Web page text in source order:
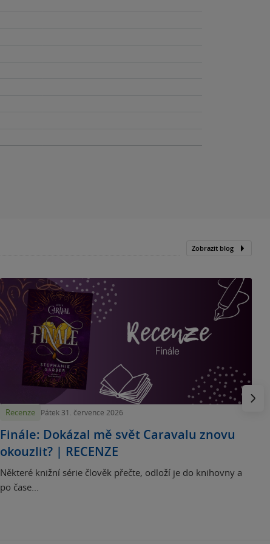
Zobrazit blog
Recenze Pátek 31. července 2026
Finále: Dokázal mě svět Caravalu znovu
okouzlit? | RECENZE
Některé knižní série člověk přečte, odloží je do knihovny a
po čase...